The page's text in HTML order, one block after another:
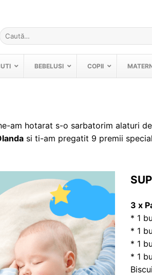
Caută
după:
BEBELUSI COPII
am hotarat s-o sarbatorim alaturi
si ti-am pregatit 9 premii
3 x
* 1
* 1
* 1
* 1